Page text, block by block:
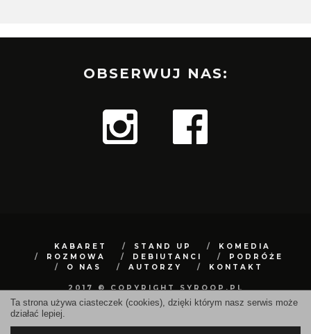
Ta strona używa ciasteczek (cookies), dzięki którym nasz serwis może
działać lepiej.
OBSERWUJ NAS:
KABARET STAND UP
KOMEDIA
ROZMOWA
DEBIUTANCI
PODRÓŻE
O NAS
AUTORZY KONTAKT
2017 © COPYRIGHT SYROOP.PL